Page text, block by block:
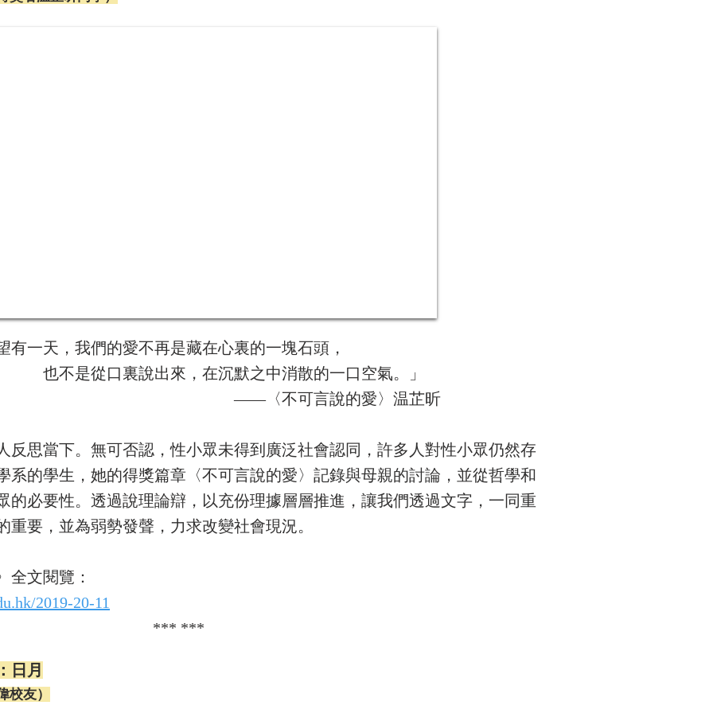
有一天，我們的愛不再是藏在心裏的一塊石頭，
也不是從口裏說出來，在沉默之中消散的一口空氣。」
——〈不可言說的愛〉温芷昕
反思當下。無可否認，性小眾未得到廣泛社會認同，許多人對性小眾仍然存
系的學生，她的得獎篇章〈不可言說的愛〉記錄與母親的討論，並從哲學和
的必要性。透過說理論辯，以充份理據層層推進，讓我們透過文字，一同重
重要，並為弱勢發聲，力求改變社會現況。
全文閱覽：
2019-20-11
​*** ***
日月
校友）